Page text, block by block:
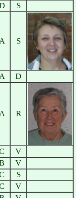
S
S
D
R
V
V
S
V